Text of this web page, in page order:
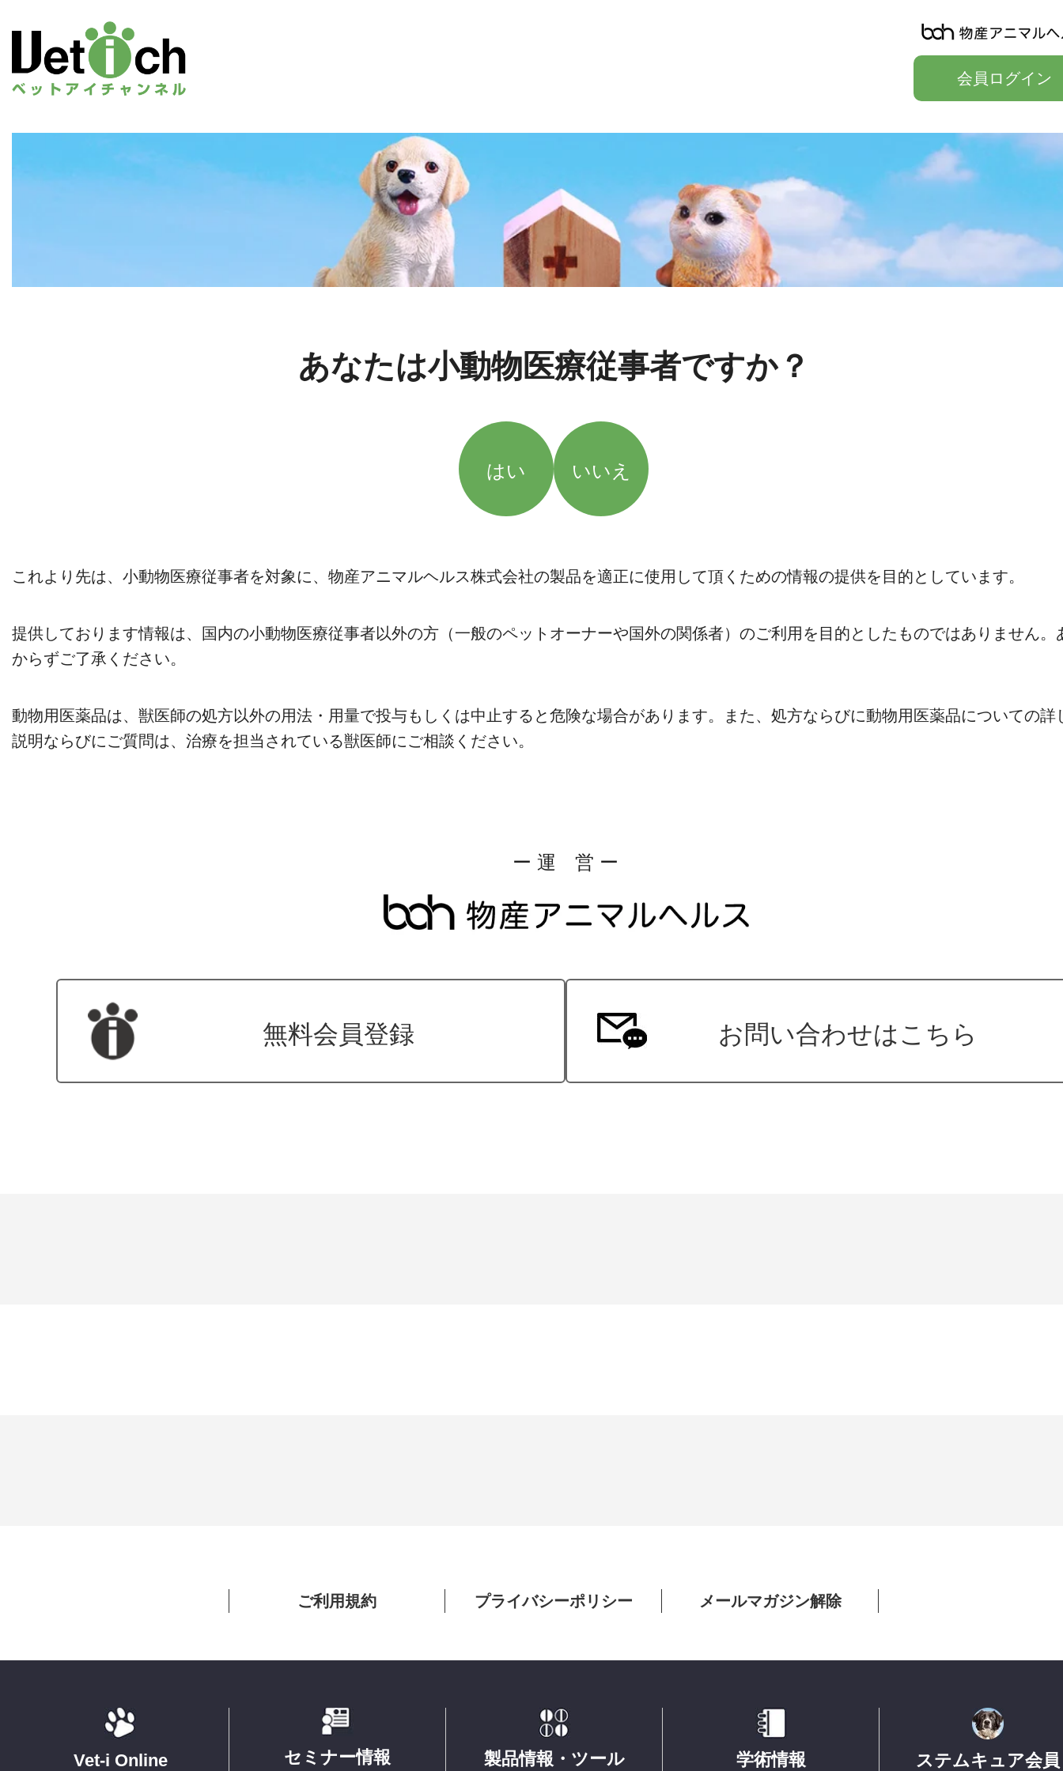
会員ログイン
あなたは小動物医療従事者ですか？
はい いいえ
これより先は、小動物医療従事者を対象に、物産アニマルヘルス株式会社の製品を適正に使用して頂くための情報の提供を目的としています。
提供しております情報は、国内の小動物医療従事者以外の方（一般のペットオーナーや国外の関係者）のご利用を目的としたものではありません。
からずご了承ください。
動物用医薬品は、獣医師の処方以外の用法・用量で投与もしくは中止すると危険な場合があります。また、処方ならびに動物用医薬品についての詳
説明ならびにご質問は、治療を担当されている獣医師にご相談ください。
ー 運 営 ー
無料会員登録 お問い合わせはこちら
ご利用規約 プライバシーポリシー メールマガジン解除
Vet-i Online セミナー情報 製品情報・ツール 学術情報 ステムキュア会員